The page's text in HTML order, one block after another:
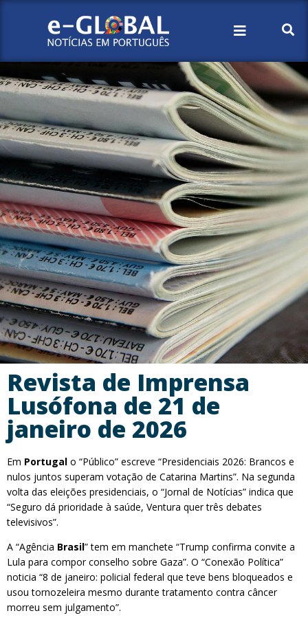
Revista de Imprensa
Lusófona de 21 de
janeiro de 2026
Em Portugal o “Público” escreve “Presidenciais 2026: Brancos e
nulos juntos superam votação de Catarina Martins”. Na segunda
volta das eleições presidenciais, o “Jornal de Notícias” indica que
“Seguro dá prioridade à saúde, Ventura quer três debates
televisivos”.
A “Agência Brasil” tem em manchete “Trump confirma convite a
Lula para compor conselho sobre Gaza”. O “Conexão Política”
noticia “8 de janeiro: policial federal que teve bens bloqueados e
usou tornozeleira mesmo durante tratamento contra câncer
morreu sem julgamento”.